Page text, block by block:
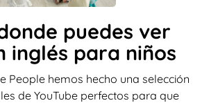
puedes ver
inglés para niños
People hemos hecho una selección
de YouTube perfectos para que